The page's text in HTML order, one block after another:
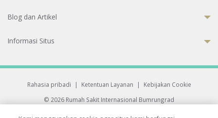
Blog dan Artikel
Informasi Situs
Rahasia pribadi | Ketentuan Layanan |
Kebijakan Cookie
© 2026 Rumah Sakit Internasional Bumrungrad